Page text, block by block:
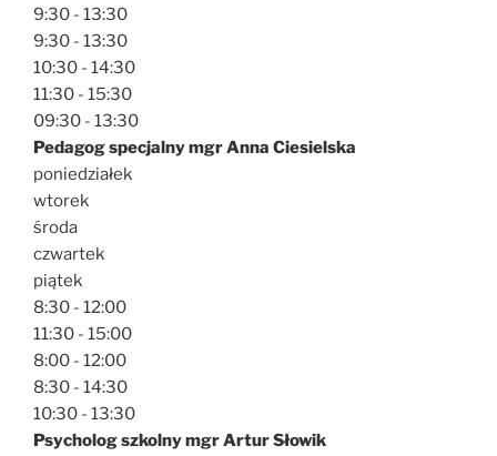
9:30 - 13:30
9:30 - 13:30
10:30 - 14:30
11:30 - 15:30
09:30 - 13:30
Pedagog specjalny mgr Anna Ciesielska
poniedziałek
wtorek
środa
czwartek
piątek
8:30 - 12:00
11:30 - 15:00
8:00 - 12:00
8:30 - 14:30
10:30 - 13:30
Psycholog szkolny mgr Artur Słowik